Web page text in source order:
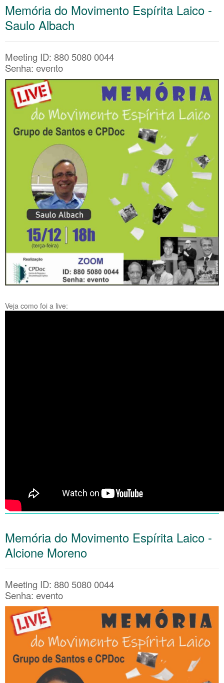
Memória do Movimento Espírita Laico -
Saulo Albach
Meeting ID: 880 5080 0044
Senha: evento
Veja como foi a live:
Memória do Movimento Espírita Laico -
Alcione Moreno
Meeting ID: 880 5080 0044
Senha: evento